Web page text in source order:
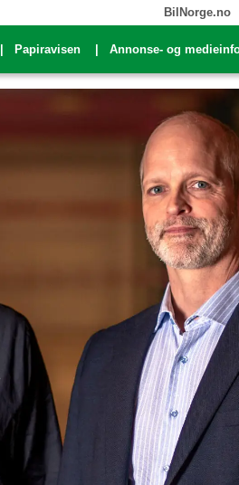
BilNorge.no
Papiravisen Annonse- og